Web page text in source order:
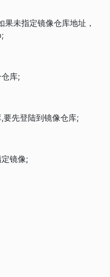
未指定镜像仓库地址，
库;
要先登陆到镜像仓库;
镜像;